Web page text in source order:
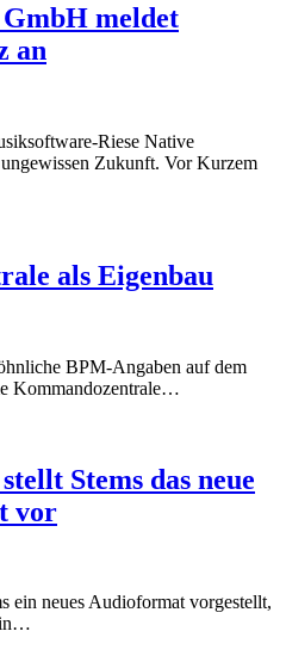
meldet
an
Riese Native
Zukunft. Vor Kurzem
als Eigenbau
BPM-Angaben auf dem
Kommandozentrale…
Stems das neue
vor
ein neues Audioformat vorgestellt,
in…